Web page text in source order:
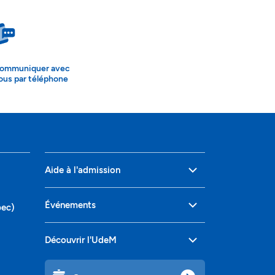
avec
par téléphone
Aide à l'admission
Événements
Découvrir l'UdeM